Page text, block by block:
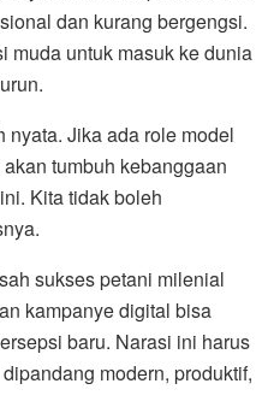
dan kurang bergengsi.
muda untuk masuk ke dunia
nyata. Jika ada role model
tumbuh kebanggaan
Kita tidak boleh
sukses petani milenial
kampanye digital bisa
baru. Narasi ini harus
modern, produktif,